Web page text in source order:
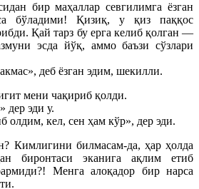
бир маҳаллар севгилимга ёзган
бўладими! Қизиқ, у қиз паққос
Қай тарз бу ерга келиб қолган —
эсда йўқ, аммо баъзи сўзлари
деб ёзган эдим, шекилли.
мени чақириб қолди.
дер эди у.
олдим, кел, сен ҳам кўр», дер эди.
Кимлигини билмасам-да, ҳар ҳолда
биронтаси эканига ақлим етиб
Менга алоқадор бир нарса